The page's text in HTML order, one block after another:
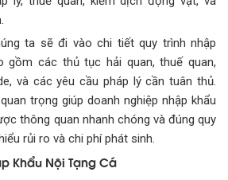
ta sẽ đi vào chi tiết quy trình nhập
gồm các thủ tục hải quan, thuế quan,
và các yêu cầu pháp lý cần tuân thủ.
trọng giúp doanh nghiệp nhập khẩu
thông quan nhanh chóng và đúng quy
rủi ro và chi phí phát sinh.
Khẩu Nội Tạng Cá